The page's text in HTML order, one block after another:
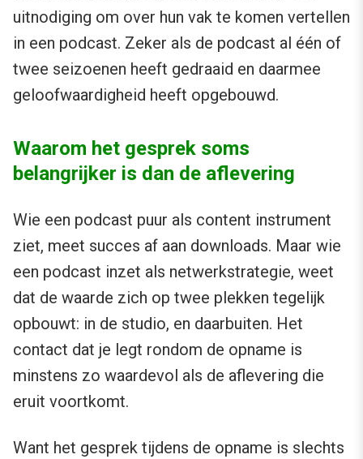
uitnodiging om over hun vak te komen vertellen
in een podcast. Zeker als de podcast al één of
twee seizoenen heeft gedraaid en daarmee
geloofwaardigheid heeft opgebouwd.
Waarom het gesprek soms
belangrijker is dan de aflevering
Wie een podcast puur als content instrument
ziet, meet succes af aan downloads. Maar wie
een podcast inzet als netwerkstrategie, weet
dat de waarde zich op twee plekken tegelijk
opbouwt: in de studio, en daarbuiten. Het
contact dat je legt rondom de opname is
minstens zo waardevol als de aflevering die
eruit voortkomt.
Want het gesprek tijdens de opname is slechts